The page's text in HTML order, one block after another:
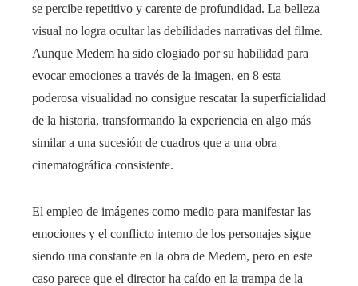
se percibe repetitivo y carente de profundidad. La belleza
visual no logra ocultar las debilidades narrativas del filme.
Aunque Medem ha sido elogiado por su habilidad para
evocar emociones a través de la imagen, en 8 esta
poderosa visualidad no consigue rescatar la superficialidad
de la historia, transformando la experiencia en algo más
similar a una sucesión de cuadros que a una obra
cinematográfica consistente.
El empleo de imágenes como medio para manifestar las
emociones y el conflicto interno de los personajes sigue
siendo una constante en la obra de Medem, pero en este
caso parece que el director ha caído en la trampa de la